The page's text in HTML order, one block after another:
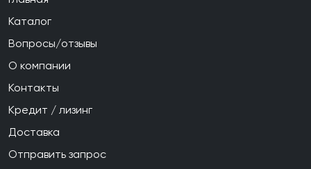
Каталог
Вопросы/отзывы
О компании
Контакты
Кредит / лизинг
Доставка
Отправить запрос